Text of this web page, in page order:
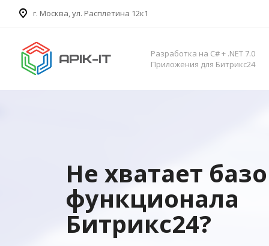
​г. Москва, ул. Расплетина 12к1
Разработка на C# + .NET 7.0
Приложения для Битрикс24
Не хватает
функционала
Битрикс24?